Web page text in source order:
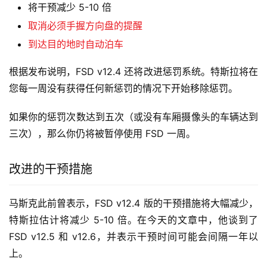
将干预减少 5-10 倍
取消必须手握方向盘的提醒
到达目的地时自动泊车
根据发布说明，FSD v12.4 还将改进惩罚系统。特斯拉将在
您每一周没有获得任何新惩罚的情况下开始移除惩罚。
如果你的惩罚次数达到五次（或没有车厢摄像头的车辆达到
三次），那么你仍将被暂停使用 FSD 一周。
改进的干预措施
马斯克此前曾表示，FSD v12.4 版的干预措施将大幅减少，
特斯拉估计将减少 5-10 倍。在今天的文章中，他谈到了
FSD v12.5 和 v12.6，并表示干预时间可能会间隔一年以
上。